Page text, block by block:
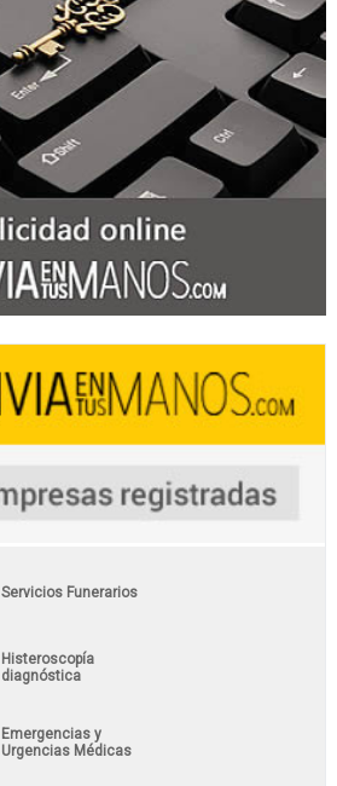
Servicios Funerarios
Histeroscopía
diagnóstica
Emergencias y
Urgencias Médicas